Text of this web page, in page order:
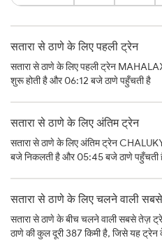
सतारा से ठाणे के लिए पहली ट्रेन
सतारा से ठाणे के लिए पहली ट्रेन
शुरू होती है और 06:12 बजे ठाणे पहुँचती है
सतारा से ठाणे के लिए अंतिम ट्रेन
सतारा से ठाणे के लिए अंतिम ट्रेन
बजे निकलती है और 05:45 बजे ठाणे पहुँचती
सतारा से ठाणे के लिए चलने वाली
सतारा से ठाणे के बीच चलने वाली सबसे तेज़
ठाणे की कुल दूरी 387 किमी है, जिसे यह